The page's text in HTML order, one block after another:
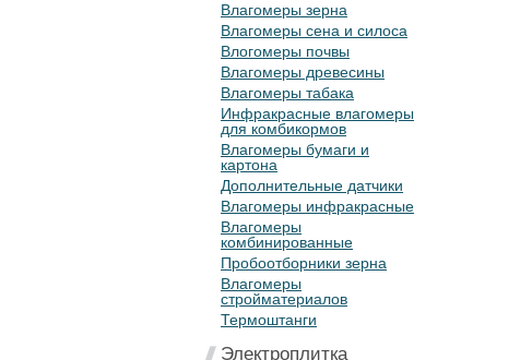
Влагомеры зерна
Влагомеры сена и силоса
Влогомеры почвы
Влагомеры древесины
Влагомеры табака
Инфракрасные влагомеры
для комбикормов
Влагомеры бумаги и
картона
Дополнительные датчики
Влагомеры инфракрасные
Влагомеры
комбинированные
Пробоотборники зерна
Влагомеры
стройматериалов
Термоштанги
Электроплитка